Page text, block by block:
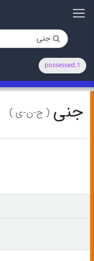
1.possessed
جنی ( ج-ن-ی )